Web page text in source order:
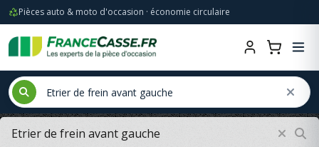
Pièces auto & moto d'occasion · économie circulaire